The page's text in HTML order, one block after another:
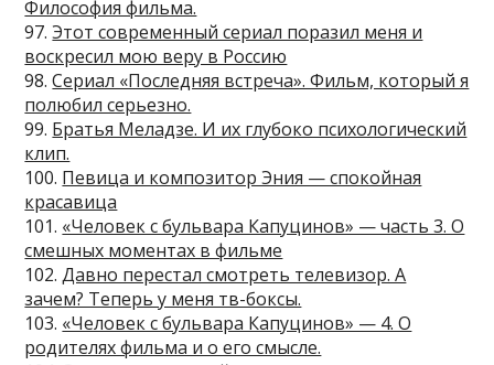
Философия фильма.
97.Этот современный сериал поразил меня и
воскресил мою веру в Россию
98.Сериал «Последняя встреча». Фильм, который я
полюбил серьезно.
99. Братья Меладзе. И их глубоко психологический
клип.
100. Певица и композитор Эния — спокойная
красавица
101. «Человек с бульвара Капуцинов» — часть 3. О
смешных моментах в фильме
102.Давно перестал смотреть телевизор. А
зачем? Теперь у меня тв-боксы.
103. «Человек с бульвара Капуцинов» — 4. О
родителях фильма и о его смысле.